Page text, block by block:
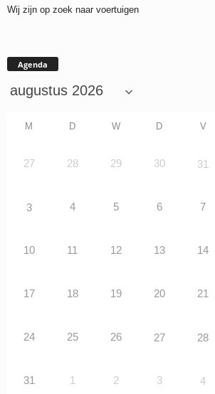
Wij zijn op zoek naar voertuigen
Agenda
M D W D V
27 28 29 30 31
3 4 5 6 7
10 11 12 13 14
17 18 19 20 21
24 25 26 27 28
31 1 2 3 4